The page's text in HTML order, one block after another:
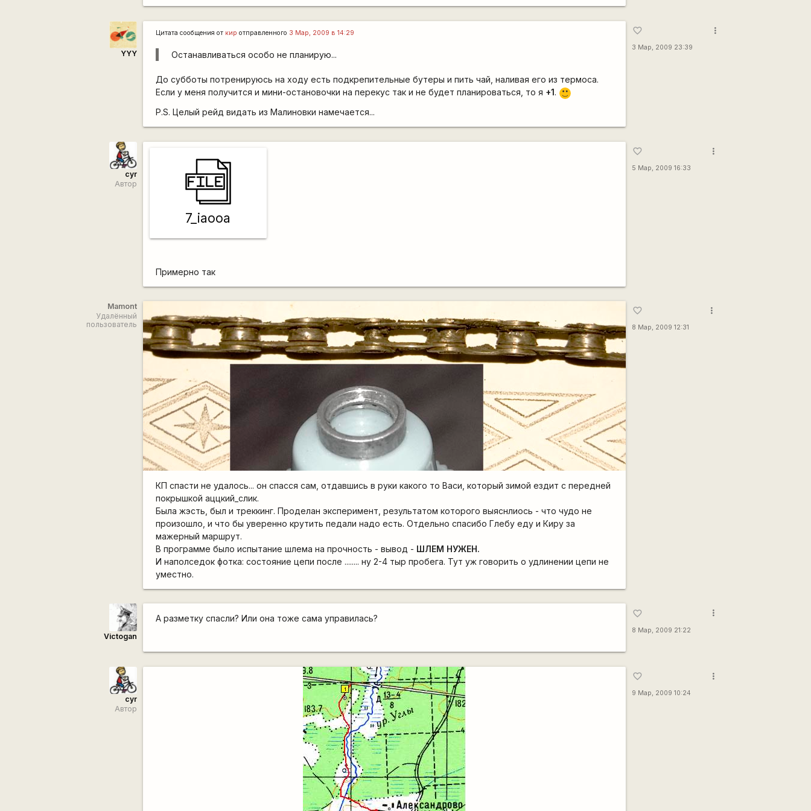
YYY
Цитата сообщения от кир отправленного 3 Мар, 2009 в 14:29
Останавливаться особо не планирую...
До субботы потренируюсь на ходу есть подкрепительные бутеры и пить чай, наливая его из термоса.
Если у меня получится и мини-остановочки на перекус так и не будет планироваться, то я +1.
:)
P.S. Целый рейд видать из Малиновки намечается...
favorite_border
3 Мар, 2009 23:39
more_vert
cyr
Автор
7_iaooa
Примерно так
favorite_border
5 Мар, 2009 16:33
more_vert
Mamont
Удалённый
пользователь
КП спасти не удалось... он спасся сам, отдавшись в руки какого то Васи, который зимой ездит с передней
покрышкой аццкий_слик.
Была жэсть, был и треккинг. Проделан эксперимент, результатом которого выяснлиось - что чудо не
произошло, и что бы уверенно крутить педали надо есть. Отдельно спасибо Глебу еду и Киру за
мажерный маршрут.
В программе было испытание шлема на прочность - вывод - ШЛЕМ НУЖЕН.
И наполседок фотка: состояние цепи после ........ ну 2-4 тыр пробега. Тут уж говорить о удлинении цепи не
уместно.
favorite_border
8 Мар, 2009 12:31
more_vert
Victogan
А разметку спасли? Или она тоже сама управилась?
favorite_border
8 Мар, 2009 21:22
more_vert
cyr
Автор
favorite_border
9 Мар, 2009 10:24
more_vert